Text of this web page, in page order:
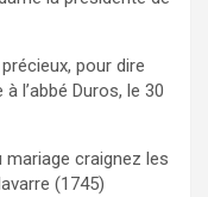
pour dire
l’abbé Duros, le 30
mariage craignez les
(1745)